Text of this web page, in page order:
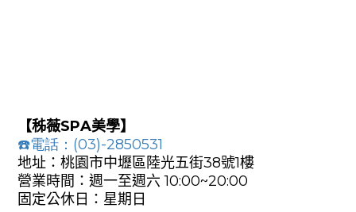
【秭薇SPA美學】
☎️電話 ： (03)-2850531
地址：桃園市中壢區陸光五街38號1樓
營業時間：週一至週六 10:00~20:00
固定公休日：星期日